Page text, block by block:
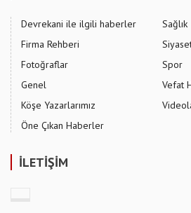
Devrekani ile ilgili haberler
Firma Rehberi
Fotoğraflar
Genel
Köşe Yazarlarımız
Öne Çıkan Haberler
Sağlık
Spor
Vefat
İLETİŞİM